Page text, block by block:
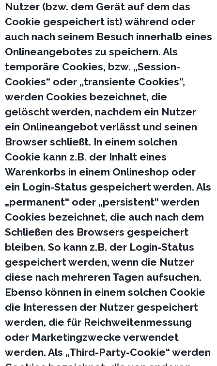
Nutzer (bzw. dem Gerät auf dem das
Cookie gespeichert ist) während oder
auch nach seinem Besuch innerhalb eines
Onlineangebotes zu speichern. Als
temporäre Cookies, bzw. „Session-
Cookies“ oder „transiente Cookies“,
werden Cookies bezeichnet, die
gelöscht werden, nachdem ein Nutzer
ein Onlineangebot verlässt und seinen
Browser schließt. In einem solchen
Cookie kann z.B. der Inhalt eines
Warenkorbs in einem Onlineshop oder
ein Login-Status gespeichert werden. Als
„permanent“ oder „persistent“ werden
Cookies bezeichnet, die auch nach dem
Schließen des Browsers gespeichert
bleiben. So kann z.B. der Login-Status
gespeichert werden, wenn die Nutzer
diese nach mehreren Tagen aufsuchen.
Ebenso können in einem solchen Cookie
die Interessen der Nutzer gespeichert
werden, die für Reichweitenmessung
oder Marketingzwecke verwendet
werden. Als „Third-Party-Cookie“ werden